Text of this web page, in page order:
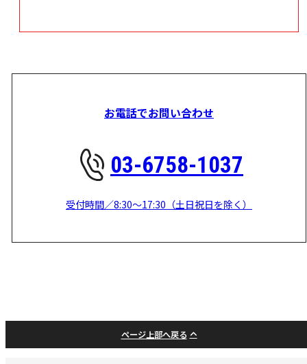
お電話でお問い合わせ
03-6758-1037
受付時間／8:30～17:30（土日祝日を除く）
ページ上部へ戻る